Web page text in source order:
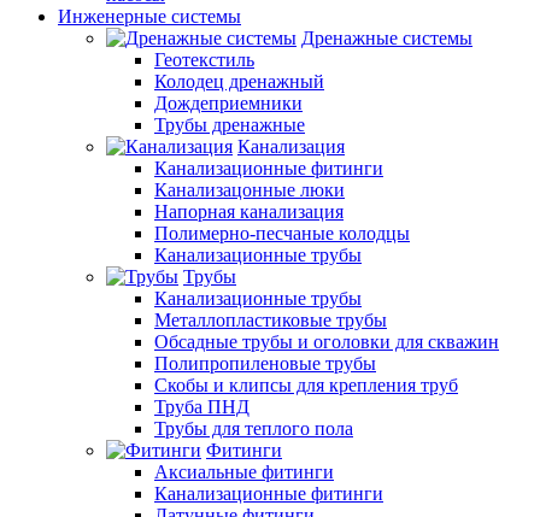
Инженерные системы
Дренажные системы
Геотекстиль
Колодец дренажный
Дождеприемники
Трубы дренажные
Канализация
Канализационные фитинги
Канализацонные люки
Напорная канализация
Полимерно-песчаные колодцы
Канализационные трубы
Трубы
Канализационные трубы
Металлопластиковые трубы
Обсадные трубы и оголовки для скважин
Полипропиленовые трубы
Скобы и клипсы для крепления труб
Труба ПНД
Трубы для теплого пола
Фитинги
Аксиальные фитинги
Канализационные фитинги